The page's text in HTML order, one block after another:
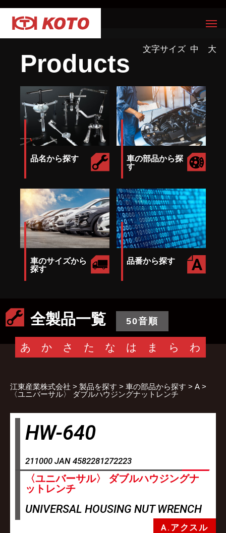
文字サイズ 中 大
Products
品名から探す
車の部品から探
す
車のサイズから
探す
品番から探す
全製品一覧 50音順
あ か さ た な は ま ら わ
江東産業株式会社 > 製品を探す > 車の部品から探す > A >
〈ユニバーサル〉 ダブルハウジングナットレンチ
HW-640
211000 JAN 4582281272223
〈ユニバーサル〉 ダブルハウジングナ
ットレンチ
UNIVERSAL HOUSING NUT WRENCH
A.アクスル